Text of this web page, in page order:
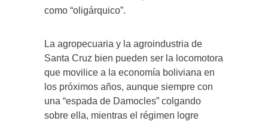
como “oligárquico”.
La agropecuaria y la agroindustria de
Santa Cruz bien pueden ser la locomotora
que movilice a la economía boliviana en
los próximos años, aunque siempre con
una “espada de Damocles” colgando
sobre ella, mientras el régimen logre